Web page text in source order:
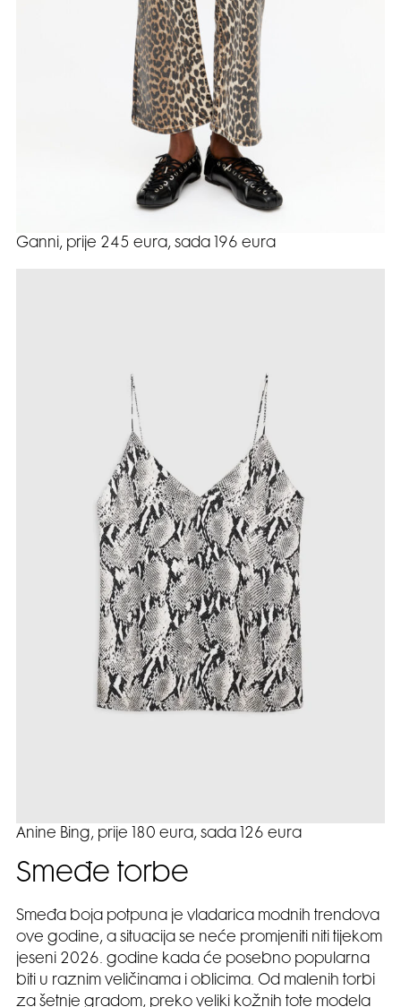
Ganni, prije 245 eura, sada 196 eura
Anine Bing, prije 180 eura, sada 126 eura
Smeđe torbe
Smeđa boja potpuna je vladarica modnih trendova
ove godine, a situacija se neće promjeniti niti tijekom
jeseni 2026. godine kada će posebno popularna
biti u raznim veličinama i oblicima. Od malenih torbi
za šetnje gradom, preko veliki kožnih tote modela